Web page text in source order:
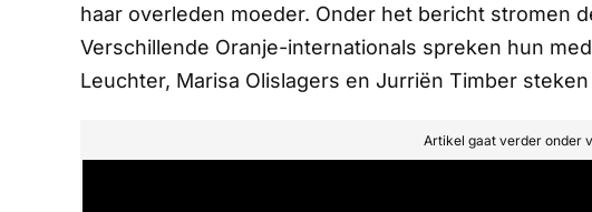
haar overleden moeder. Onder het bericht stromen
Verschillende Oranje-internationals spreken hun
Leuchter, Marisa Olislagers en Jurriën Timber
Artikel gaat verder onder